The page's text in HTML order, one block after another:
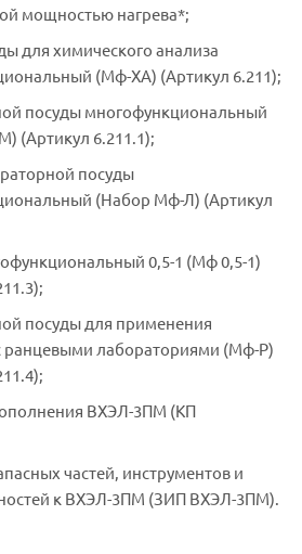
мощностью нагрева*;
для химического анализа
(Мф-ХА) (Артикул 6.211);
посуды многофункциональный
(Артикул 6.211.1);
посуды
(Набор Мф-Л) (Артикул
0,5-1 (Мф 0,5-1)
посуды для применения
ранцевыми лабораториями (Мф-Р)
ВХЭЛ-3ПМ (КП
частей, инструментов и
к ВХЭЛ-3ПМ (ЗИП ВХЭЛ-3ПМ).